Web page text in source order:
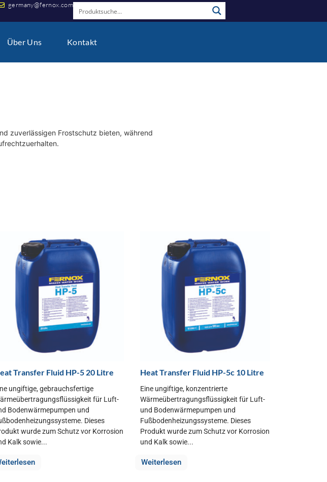
germany@fernox.com
Über Uns Kontakt
zuverlässigen Frostschutz bieten, während
Transfer Fluid HP-5 20 Litre
ungiftige, gebrauchsfertige
für Luft-
Bodenwärmepumpen und
Dieses
wurde zum Schutz vor Korrosion
Kalk sowie...
Heat Transfer Fluid HP-5c 10 Litre
Eine ungiftige, konzentrierte
Wärmeübertragungsflüssigkeit für Luft-
und Bodenwärmepumpen und
Fußbodenheizungssysteme. Dieses
Produkt wurde zum Schutz vor Korrosion
und Kalk sowie...
Weiterlesen